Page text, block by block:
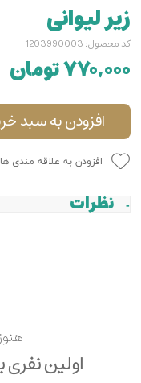
زیر لیوانی
کد محصول: 1203990003
۷۷۰,۰۰۰ تومان
افزودن به سبد
افزودن به علاقه مندی ها
نظرات
اولین